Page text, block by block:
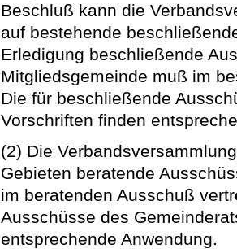
Beschluß kann die
auf bestehende
Erledigung beschließende
Mitgliedsgemeinde muß im
Die für beschließende
Vorschriften finden
(2) Die
Gebieten beratende
im beratenden Ausschuß
Ausschüsse des
entsprechende Anwendung.